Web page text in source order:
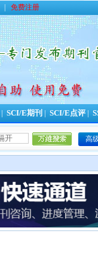
免费注册
SCI/E期刊 SCI/E点评
高